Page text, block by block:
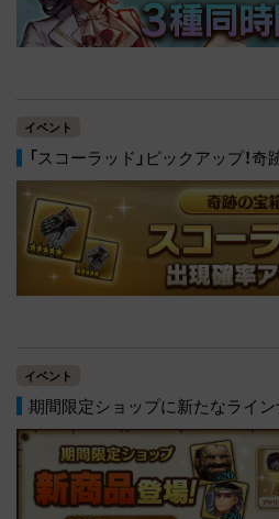
イベント
「スコーラッド」ピックアップ！奇
イベント
期間限定ショップに新たなライン